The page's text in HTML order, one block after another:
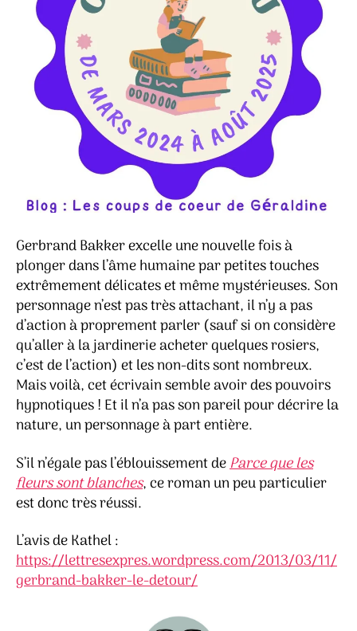
Gerbrand Bakker excelle une nouvelle fois à
plonger dans l’âme humaine par petites touches
extrêmement délicates et même mystérieuses. Son
personnage n’est pas très attachant, il n’y a pas
d’action à proprement parler (sauf si on considère
qu’aller à la jardinerie acheter quelques rosiers,
c’est de l’action) et les non-dits sont nombreux.
Mais voilà, cet écrivain semble avoir des pouvoirs
hypnotiques ! Et il n’a pas son pareil pour décrire la
nature, un personnage à part entière.
S’il n’égale pas l’éblouissement deParce que les
fleurs sont blanches, ce roman un peu particulier
est donc très réussi.
L’avis de Kathel :
https://lettresexpres.wordpress.com/2013/03/11/
gerbrand-bakker-le-detour/